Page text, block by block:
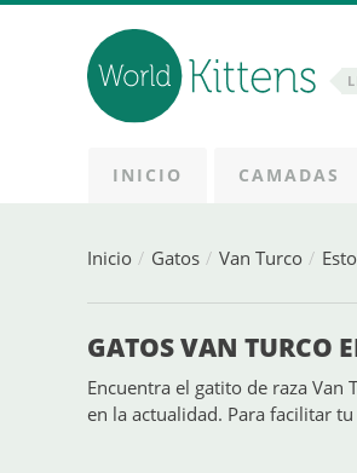
INICIO CAMADAS
Inicio Gatos Van Turco
GATOS VAN TURCO
Encuentra el gatito de raza
en la actualidad. Para facilitar